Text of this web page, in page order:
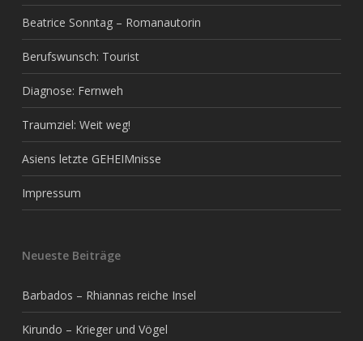
Beatrice Sonntag – Romanautorin
Berufswunsch: Tourist
Diagnose: Fernweh
Traumziel: Weit weg!
Asiens letzte GEHEIMnisse
Impressum
Neueste Beiträge
Barbados – Rhiannas reiche Insel
Kirundo – Krieger und Vögel